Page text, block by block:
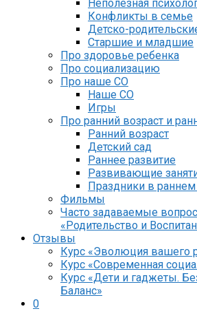
Неполезная
Конфликты в семье
Детско-
Старшие и младшие
Про здоровье ребенка
Про социализацию
Про наше СО
Наше СО
Игры
Про ранний возраст и
Ранний возраст
Детский сад
Раннее развитие
Развивающие
Праздники в раннем
Фильмы
Часто задаваемые
«Родительство и
Отзывы
Курс «Эволюция вашего
Курс «Современная
Курс «Дети и гаджеты.
Баланс»
0